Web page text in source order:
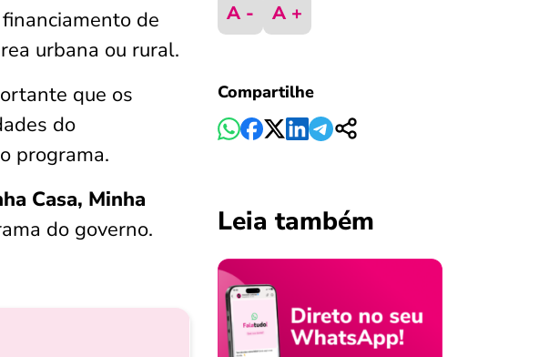
de
urbana ou rural.
que os
do
programa.
Casa, Minha
do governo.
A - A +
Compartilhe
Leia também